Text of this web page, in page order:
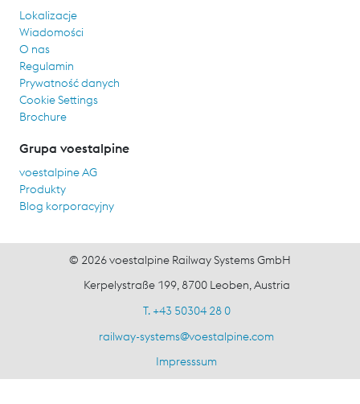
Lokalizacje
Wiadomości
O nas
Regulamin
Prywatność danych
Cookie Settings
Brochure
Grupa voestalpine
voestalpine AG
Produkty
Blog korporacyjny
© 2026 voestalpine Railway Systems GmbH
Kerpelystraße 199, 8700 Leoben, Austria
T. +43 50304 28 0
railway-systems@voestalpine.com
Impresssum